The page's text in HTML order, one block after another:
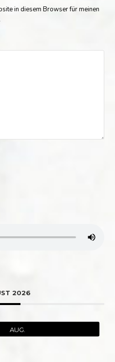
in diesem Browser für meinen
2026
AUG.